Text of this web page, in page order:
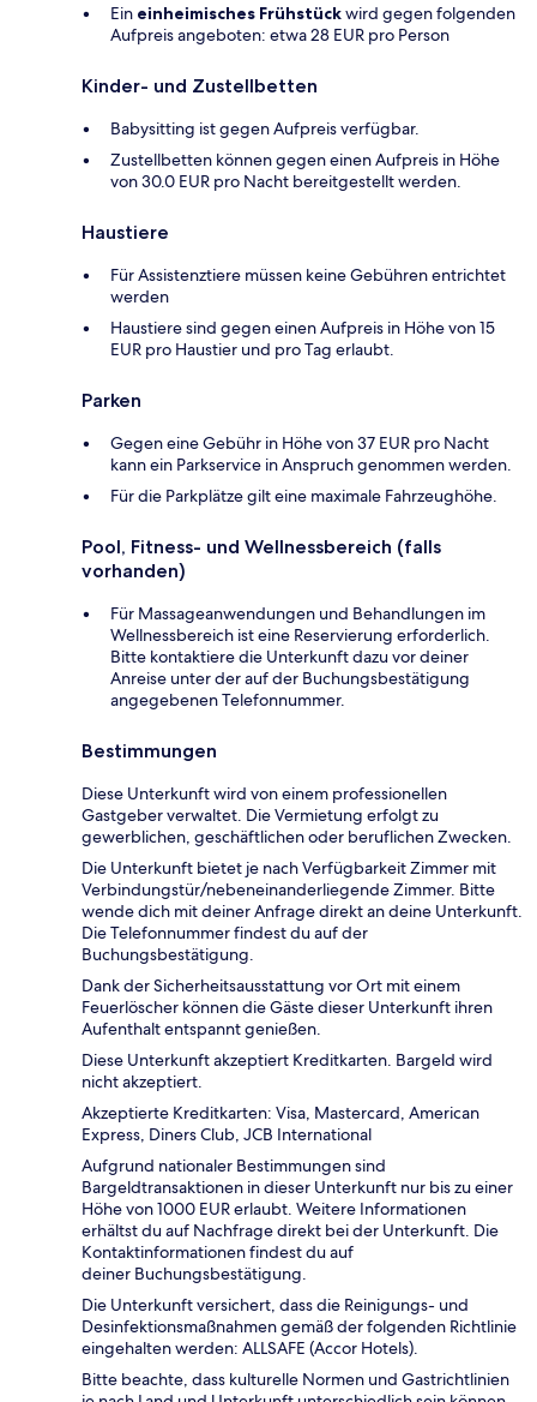
Ein einheimisches Frühstückwird gegen folgenden
Aufpreis angeboten: etwa 28 EUR pro Person
Kinder- und Zustellbetten
Babysitting ist gegen Aufpreis verfügbar.
Zustellbetten können gegen einen Aufpreis in Höhe
von 30.0 EUR pro Nacht bereitgestellt werden.
Haustiere
Für Assistenztiere müssen keine Gebühren entrichtet
werden
Haustiere sind gegen einen Aufpreis in Höhe von 15
EUR pro Haustier und pro Tag erlaubt.
Parken
Gegen eine Gebühr in Höhe von 37 EUR pro Nacht
kann ein Parkservice in Anspruch genommen werden.
Für die Parkplätze gilt eine maximale Fahrzeughöhe.
Pool, Fitness- und Wellnessbereich (falls
vorhanden)
Für Massageanwendungen und Behandlungen im
Wellnessbereich ist eine Reservierung erforderlich.
Bitte kontaktiere die Unterkunft dazu vor deiner
Anreise unter der auf der Buchungsbestätigung
angegebenen Telefonnummer.
Bestimmungen
Diese Unterkunft wird von einem professionellen
Gastgeber verwaltet. Die Vermietung erfolgt zu
gewerblichen, geschäftlichen oder beruflichen Zwecken.
Die Unterkunft bietet je nach Verfügbarkeit Zimmer mit
Verbindungstür/nebeneinanderliegende Zimmer. Bitte
wende dich mit deiner Anfrage direkt an deine Unterkunft.
Die Telefonnummer findest du auf der
Buchungsbestätigung.
Dank der Sicherheitsausstattung vor Ort mit einem
Feuerlöscher können die Gäste dieser Unterkunft ihren
Aufenthalt entspannt genießen.
Diese Unterkunft akzeptiert Kreditkarten. Bargeld wird
nicht akzeptiert.
Akzeptierte Kreditkarten: Visa, Mastercard, American
Express, Diners Club, JCB International
Aufgrund nationaler Bestimmungen sind
Bargeldtransaktionen in dieser Unterkunft nur bis zu einer
Höhe von 1000 EUR erlaubt. Weitere Informationen
erhältst du auf Nachfrage direkt bei der Unterkunft. Die
Kontaktinformationen findest du auf
deiner Buchungsbestätigung.
Die Unterkunft versichert, dass die Reinigungs- und
Desinfektionsmaßnahmen gemäß der folgenden Richtlinie
eingehalten werden: ALLSAFE (Accor Hotels).
Bitte beachte, dass kulturelle Normen und Gastrichtlinien